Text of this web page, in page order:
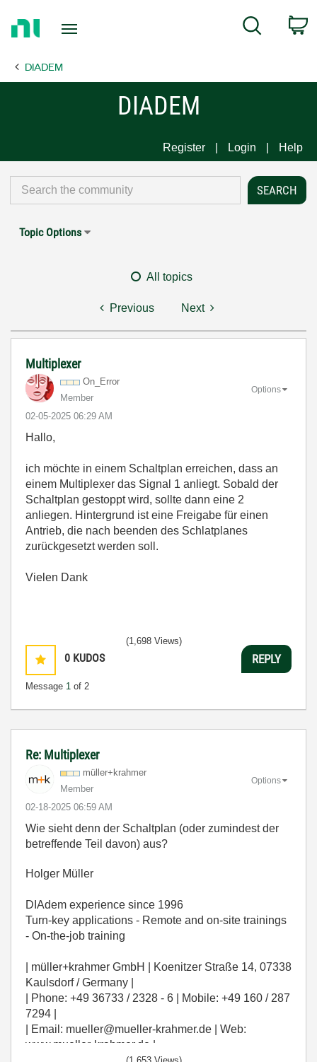
Page
Search
DIADEM
DIADEM
Register Login Help
Topic Options
All topics
Previous Next
Multiplexer
On_Error
Member
‎02-05-2025 06:29 AM
Options
Hallo,
ich möchte in einem Schaltplan erreichen, dass an
einem Multiplexer das Signal 1 anliegt. Sobald der
Schaltplan gestoppt wird, sollte dann eine 2
anliegen. Hintergrund ist eine Freigabe für einen
Antrieb, die nach beenden des Schlatplanes
zurückgesetzt werden soll.
Vielen Dank
0 KUDOS
Message 1 of 2
(1,698 Views)
REPLY
Re: Multiplexer
müller+krahmer
Member
‎02-18-2025 06:59 AM
Options
Wie sieht denn der Schaltplan (oder zumindest der
betreffende Teil davon) aus?
Holger Müller
DIAdem experience since 1996
Turn-key applications - Remote and on-site trainings
- On-the-job training
| müller+krahmer GmbH | Koenitzer Straße 14, 07338
Kaulsdorf / Germany |
| Phone: +49 36733 / 2328 - 6 | Mobile: +49 160 / 287
7294 |
| Email: mueller@mueller-krahmer.de | Web:
www.mueller-krahmer.de |